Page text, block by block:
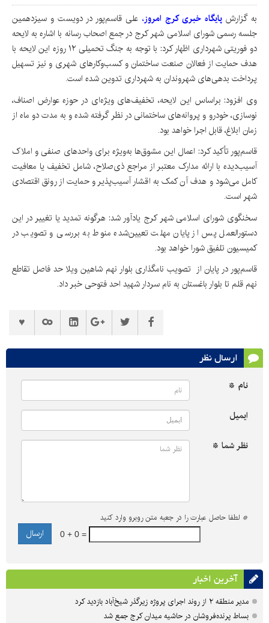
به گزارش‌ پایگاه خبری کرج امروز، علی قاسم‌پور در دویست و سیزدهمین
جلسه رسمی شورای اسلامی شهر کرج در جمع اصحاب رسانه با اشاره به لایحه
دو فوریتی شهرداری اظهار کرد: با توجه به جنگ تحمیلی ۱۲ روزه این لایحه با
هدف حمایت از فعالان صنعت ساختمان و کسب‌وکارهای شهری و نیز تسهیل
پرداخت بدهی‌های شهروندان به شهرداری تدوین شده است.
وی افزود: براساس این لایحه، تخفیف‌های ویژه‌ای در حوزه عوارض اصناف،
نوسازی، خودرو و پروانه‌های ساختمانی در نظر گرفته شده و به مدت دو ماه از
زمان ابلاغ، قابل اجرا خواهد بود.
قاسم‌پور تأکید کرد: اعمال این مشوق‌ها به‌ویژه برای واحدهای صنفی و املاک
آسیب‌دیده با ارائه مدارک معتبر از مراجع ذی‌صلاح، شامل تخفیف یا معافیت
کامل می‌شود و هدف آن کمک به اقشار آسیب‌پذیر و حمایت از رونق اقتصادی
شهر است.
سخنگوی شورای اسلامی شهر کرج یادآور شد: هرگونه تمدید یا تغییر در این
دستورالعمل پس از پایان مهلت تعیین‌شده منوط به بررسی و تصویب در
کمیسیون تلفیق شورا خواهد بود.
قاسم‌پور در پایان از تصویب نامگذاری بلوار نهم شاهین ویلا حد فاصل تقاطع
نهم قلم تا بلوار باغستان به نام سردار شهید احد فتوحی خبر داد.
ارسال نظر
نام *
ایمیل
نظر شما *
* لطفا حاصل عبارت را در جعبه متن روبرو وارد کنید
0 + 0 =
آخرین اخبار
مدیر منطقه ۲ از روند اجرای پروژه زیرگذر شیخ‌آباد بازدید کرد
بساط پرنده‌فروشان در حاشیه میدان کرج جمع شد